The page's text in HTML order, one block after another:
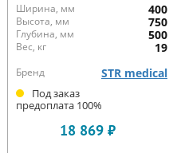
Ширина, мм 400
Высота, мм 750
Глубина, мм 500
Вес, кг 19
Бренд STR medical
Под заказ
предоплата 100%
18 869 ₽